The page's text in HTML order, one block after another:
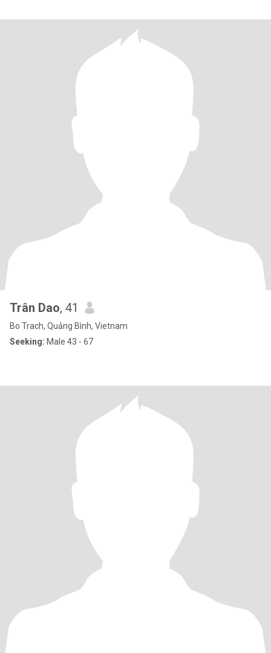
Trân Dao, 41
Bo Trach, Quảng Bình, Vietnam
Seeking: Male 43 - 67